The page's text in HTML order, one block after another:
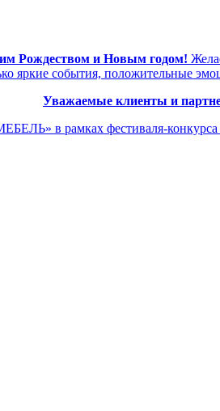
Рождеством и Новым годом!
яркие события, положительные
Уважаемые клиенты и
в рамках фестиваля-конкурса